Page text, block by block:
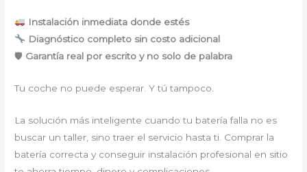
Instalación inmediata donde estés
Diagnóstico completo sin costo adicional
🛡 Garantía real por escrito y no solo de palabra
Tu coche no puede esperar. Y tú tampoco.
La solución más inteligente cuando tu batería falla no es
buscar un taller, sino traer el servicio hasta ti. Comprar la
batería correcta y conseguir instalación profesional en sitio